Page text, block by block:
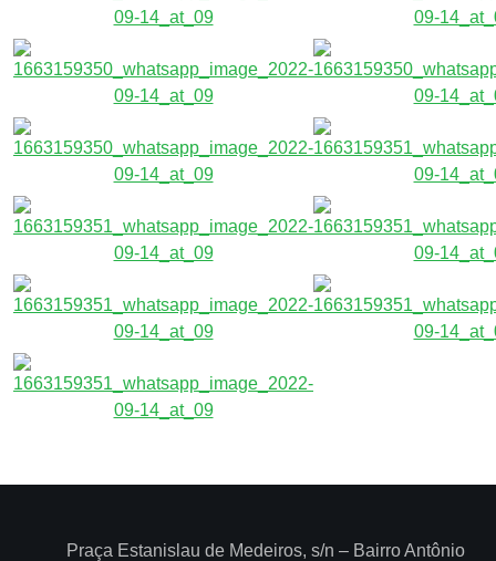
Praça Estanislau de Medeiros, s/n – Bairro Antônio